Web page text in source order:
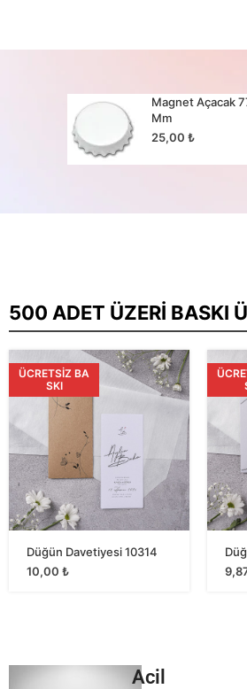
Magnet Açacak
Mm
25,00 ₺
500 ADET ÜZERI BASKI
ÜCRETSIZ BA
SKI
Düğün Davetiyesi 10314
10,00 ₺
Acil